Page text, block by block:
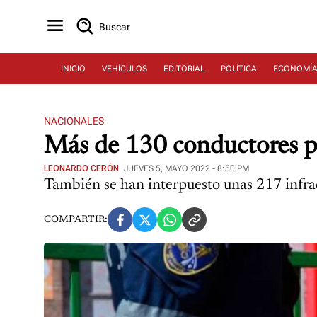
Buscar
INICIO VEHÍCULOS EDITORIAL POLÍTICA ECONOMÍA
NACIONALES
Más de 130 conductores
LEONARDO CERÓN JUEVES 5, MAYO 2022 - 8:50 PM
También se han interpuesto unas 217
COMPARTIR: